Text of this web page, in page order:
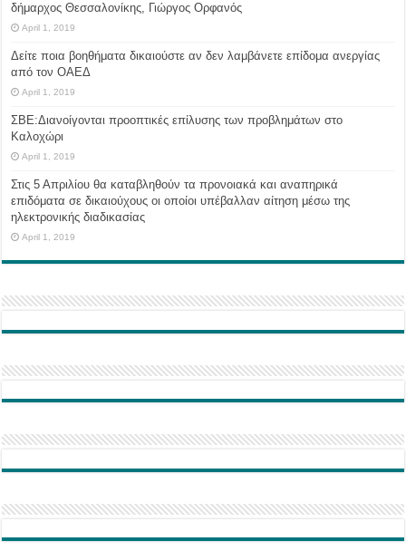
δήμαρχος Θεσσαλονίκης, Γιώργος Ορφανός
April 1, 2019
Δείτε ποια βοηθήματα δικαιούστε αν δεν λαμβάνετε επίδομα ανεργίας
από τον ΟΑΕΔ
April 1, 2019
ΣΒΕ:Διανοίγονται προοπτικές επίλυσης των προβλημάτων στο
Καλοχώρι
April 1, 2019
Στις 5 Απριλίου θα καταβληθούν τα προνοιακά και αναπηρικά
επιδόματα σε δικαιούχους οι οποίοι υπέβαλλαν αίτηση μέσω της
ηλεκτρονικής διαδικασίας
April 1, 2019